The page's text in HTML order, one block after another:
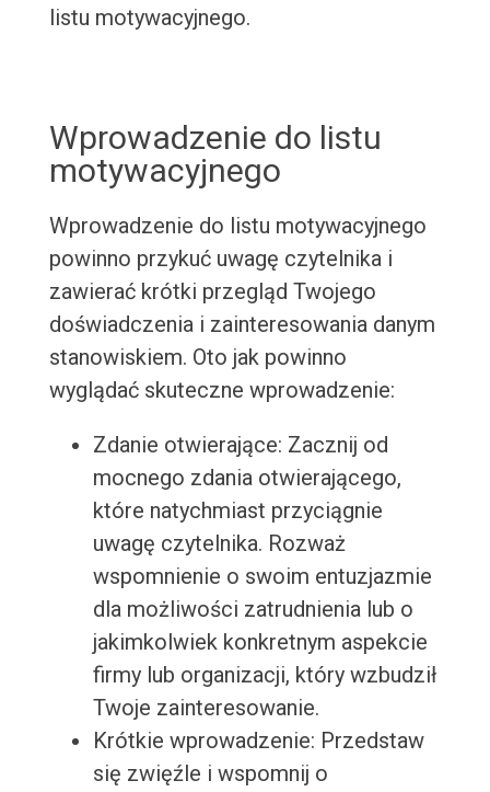
listu motywacyjnego.
Wprowadzenie do listu
motywacyjnego
Wprowadzenie do listu motywacyjnego
powinno przykuć uwagę czytelnika i
zawierać krótki przegląd Twojego
doświadczenia i zainteresowania danym
stanowiskiem. Oto jak powinno
wyglądać skuteczne wprowadzenie:
Zdanie otwierające: Zacznij od
mocnego zdania otwierającego,
które natychmiast przyciągnie
uwagę czytelnika. Rozważ
wspomnienie o swoim entuzjazmie
dla możliwości zatrudnienia lub o
jakimkolwiek konkretnym aspekcie
firmy lub organizacji, który wzbudził
Twoje zainteresowanie.
Krótkie wprowadzenie: Przedstaw
się zwięźle i wspomnij o